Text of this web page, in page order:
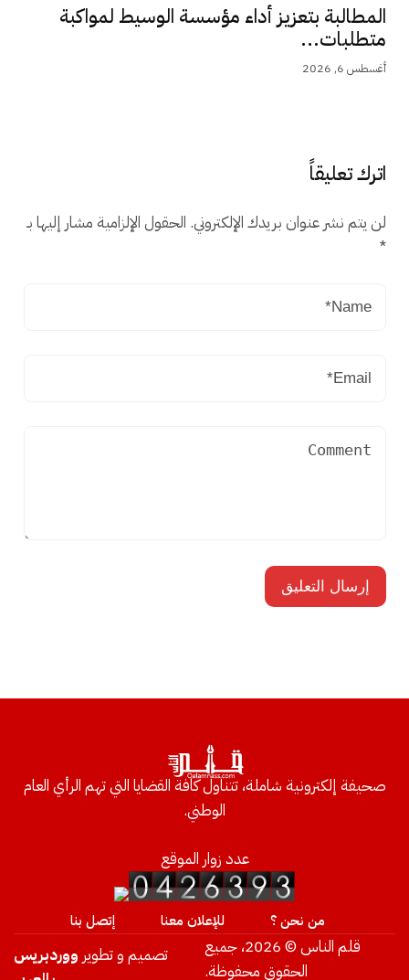
المطالبة بتعزيز أداء مؤسسة الوسيط لمواكبة
متطلبات...
أغسطس 6, 2026
اترك تعليقاً
لن يتم نشر عنوان بريدك الإلكتروني. الحقول الإلزامية مشار إليها بـ
*
صحيفة إلكترونية شاملة، تتناول كافة القضايا التي تهم الرأي العام
الوطني.
عدد زوار الموقع
من نحن ؟ للإعلان معنا إتصل بنا
قلم الناس © 2026، جميع
الحقوق محفوظة.
تصميم و تطوير ووردبريس